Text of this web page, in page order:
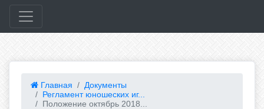
Главная
Документы
Регламент юношеских иг...
Положение октябрь 2018...